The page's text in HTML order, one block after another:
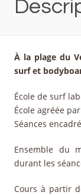
À la plage du
surf et
École de surf
École agréée
Séances
Ensemble du
durant les
Cours à partir